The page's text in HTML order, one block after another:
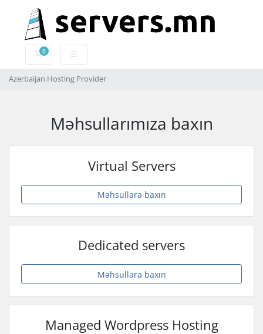
0
Səbət
Azerbaijan Hosting Provider
Məhsullarımıza baxın
Virtual Servers
Məhsullara baxın
Dedicated servers
Məhsullara baxın
Managed Wordpress Hosting